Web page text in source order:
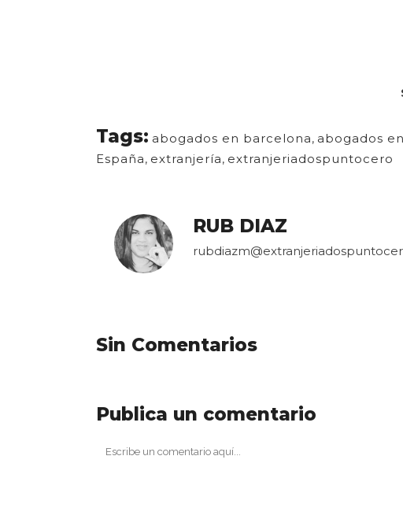
Tags: abogados en barcelona, abogados
España, extranjería, extranjeriadospuntocero
RUB DIAZ
Sin Comentarios
Publica un comentario